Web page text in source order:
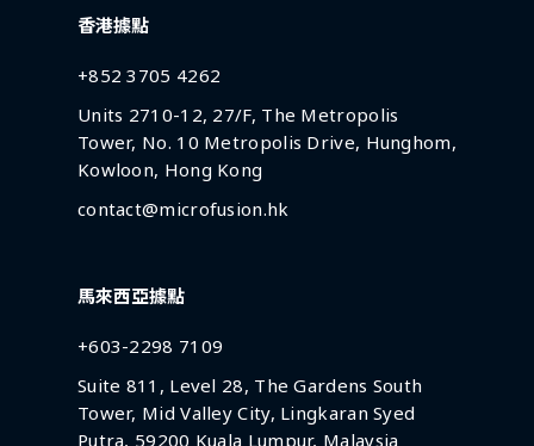
香港據點
+852 3705 4262
Units 2710-12, 27/F, The Metropolis
Tower, No. 10 Metropolis Drive, Hunghom,
Kowloon, Hong Kong
contact@microfusion.hk
馬來西亞據點
+603-2298 7109
Suite 811, Level 28, The Gardens South
Tower, Mid Valley City, Lingkaran Syed
Putra, 59200 Kuala Lumpur, Malaysia